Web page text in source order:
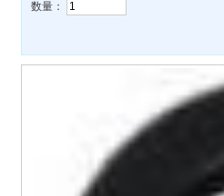
数量：